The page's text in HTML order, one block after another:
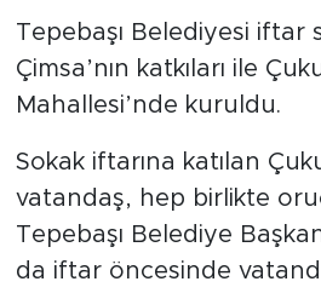
Tepebaşı Belediyesi iftar
Çimsa’nın katkıları ile
Mahallesi’nde kuruldu.
Sokak iftarına katılan
vatandaş, hep birlikte
Tepebaşı Belediye
da iftar öncesinde